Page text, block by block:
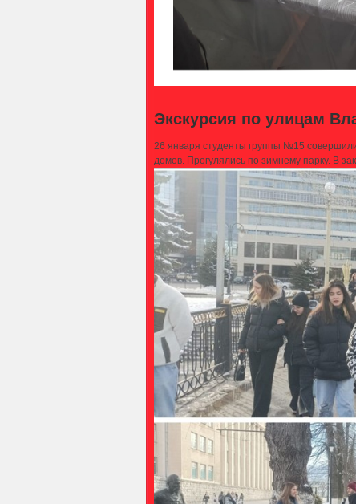
Экскурсия по улицам
26 января студенты группы №15 совершили
домов. Прогулялись по зимнему парку. В